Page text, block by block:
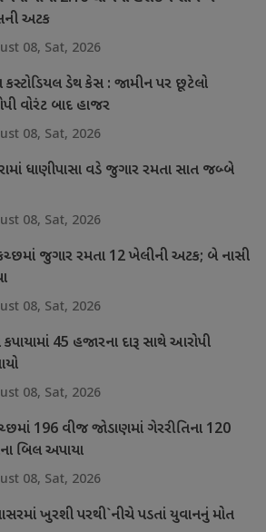
અટક
08, Sat, 2026
કસ્ટોડિયલ ડેથ કેસ : જામીન પર છૂટેલો
વોરંટ બાદ હાજર
08, Sat, 2026
ધાણીપાસા વડે જુગાર રમતા સાત જબ્બે
08, Sat, 2026
જુગાર રમતા 12 ખેલીની અટક; બે નાસી
08, Sat, 2026
કપાયામાં 45 હજારના દારૂ સાથે આરોપી
08, Sat, 2026
196 વીજ જોડાણમાં ગેરરીતિના 120
બિલ અપાયા
08, Sat, 2026
ખુરશી પરથી`નીચે પડતાં યુવાનનું મોત